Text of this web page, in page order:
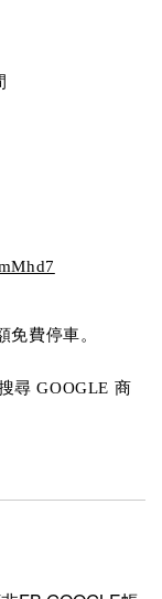
免費停車。
尋 GOOGLE 商